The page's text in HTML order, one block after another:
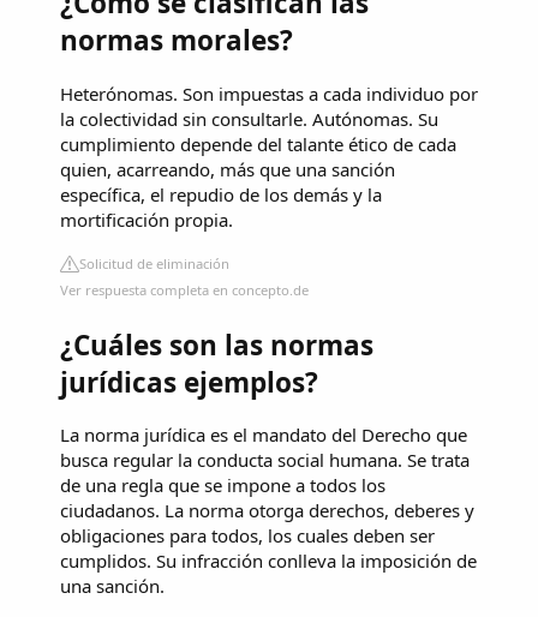
normas morales?
Heterónomas. Son impuestas a cada individuo por
la colectividad sin consultarle. Autónomas. Su
cumplimiento depende del talante ético de cada
quien, acarreando, más que una sanción
específica, el repudio de los demás y la
mortificación propia.
Solicitud de eliminación
Ver respuesta completa en concepto.de
¿Cuáles son las normas
jurídicas ejemplos?
La norma jurídica es el mandato del Derecho que
busca regular la conducta social humana. Se trata
de una regla que se impone a todos los
ciudadanos. La norma otorga derechos, deberes y
obligaciones para todos, los cuales deben ser
cumplidos. Su infracción conlleva la imposición de
una sanción.